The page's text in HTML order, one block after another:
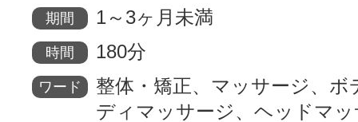
期間 1～3ヶ月未満
時間 180分
ワード
整体・矯正、マッサージ、ボ
ディマッサージ、ヘッドマ